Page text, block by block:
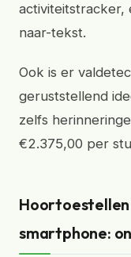
activiteitstracker,
naar-tekst.
Ook is er
geruststellend
zelfs
€2.375,00 per
Hoortoestellen
smartphone: